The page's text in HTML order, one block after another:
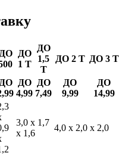
ДО
ДО
1 Т
ДО
1,5
Т
ДО 2 Т ДО 3 Т
ДО
ДО
4,99
ДО
7,49
ДО
9,99
ДО
14,99
3,0 х 1,7
х 1,6
4,0 х 2,0 х 2,0